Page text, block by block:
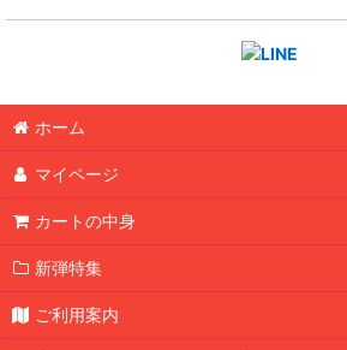
ホーム
マイページ
カートの中身
新弾特集
ご利用案内